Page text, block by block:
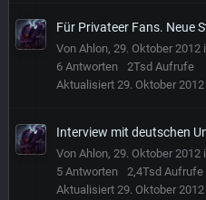
Für Privateer Fans. Neue
Von Ahlon, 29. Oktober 2012
6 Antworten 2Tsd Aufrufe
Aktualisiert 29. Oktober 2012
Interview mit deutschen
Von Ahlon, 29. Oktober 2012
5 Antworten 2,4Tsd Aufrufe
Aktualisiert 29. Oktober 2012